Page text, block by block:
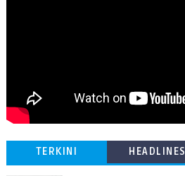
TERKINI HEADLINES